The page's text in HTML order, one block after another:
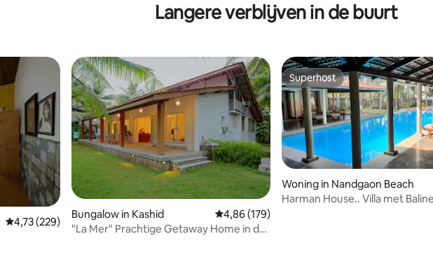
Langere verblijven in de buurt
Gemiddelde beoordeling van 4,73 op 5, 229 recensies
4,73 (229)
Bungalow in Kashid Gemiddelde beoordeling van 4,86 op 5, 179
4,86 (179)
"La Mer" Prachtige Getaway Home in de
Superhost
Superhost
Woning in Nandgaon Beach
Harman House.. Villa met